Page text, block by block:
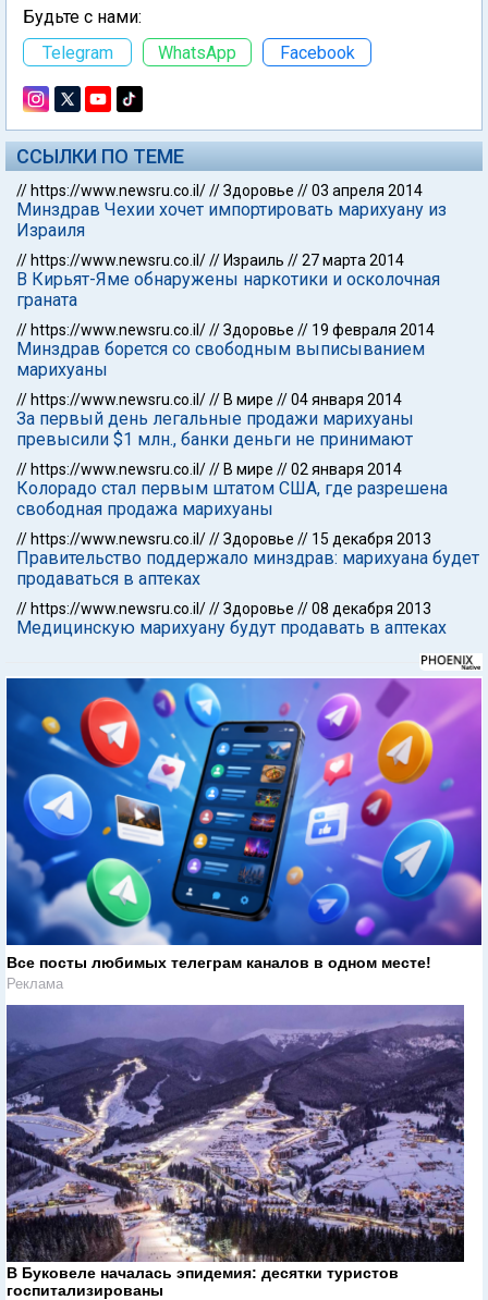
Будьте с нами:
Telegram
WhatsApp Facebook
ССЫЛКИ ПО ТЕМЕ
// https://www.newsru.co.il///Здоровье //03 апреля 2014
Минздрав Чехии хочет импортировать марихуану из
Израиля
// https://www.newsru.co.il/// Израиль //27 марта 2014
В Кирьят-Яме обнаружены наркотики и осколочная
граната
// https://www.newsru.co.il///Здоровье // 19 февраля 2014
Минздрав борется со свободным выписыванием
марихуаны
// https://www.newsru.co.il/// В мире //04 января 2014
За первый день легальные продажи марихуаны
превысили $1 млн., банки деньги не принимают
// https://www.newsru.co.il/// В мире //02 января 2014
Колорадо стал первым штатом США, где разрешена
свободная продажа марихуаны
// https://www.newsru.co.il///Здоровье // 15 декабря 2013
Правительство поддержало минздрав: марихуана будет
продаваться в аптеках
// https://www.newsru.co.il///Здоровье //08 декабря 2013
Медицинскую марихуану будут продавать в аптеках
Все посты любимых телеграм каналов в одном месте!
Реклама
В Буковеле началась эпидемия: десятки туристов
госпитализированы